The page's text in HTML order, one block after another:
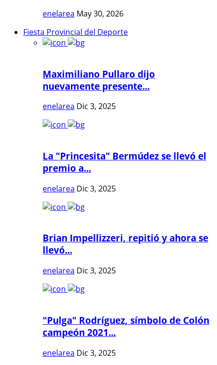
enelarea May 30, 2026
Fiesta Provincial del Deporte
Maximiliano Pullaro dijo
nuevamente presente...
enelarea Dic 3, 2025
La "Princesita" Bermúdez se llevó el
premio a...
enelarea Dic 3, 2025
Brian Impellizzeri, repitió y ahora se
llevó...
enelarea Dic 3, 2025
"Pulga" Rodríguez, símbolo de Colón
campeón 2021...
enelarea Dic 3, 2025